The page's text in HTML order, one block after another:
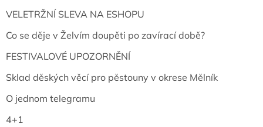
VELETRŽNÍ SLEVA NA ESHOPU
Co se děje v Želvím doupěti po zavírací době?
FESTIVALOVÉ UPOZORNĚNÍ
Sklad děských věcí pro pěstouny v okrese Mělník
O jednom telegramu
4+1